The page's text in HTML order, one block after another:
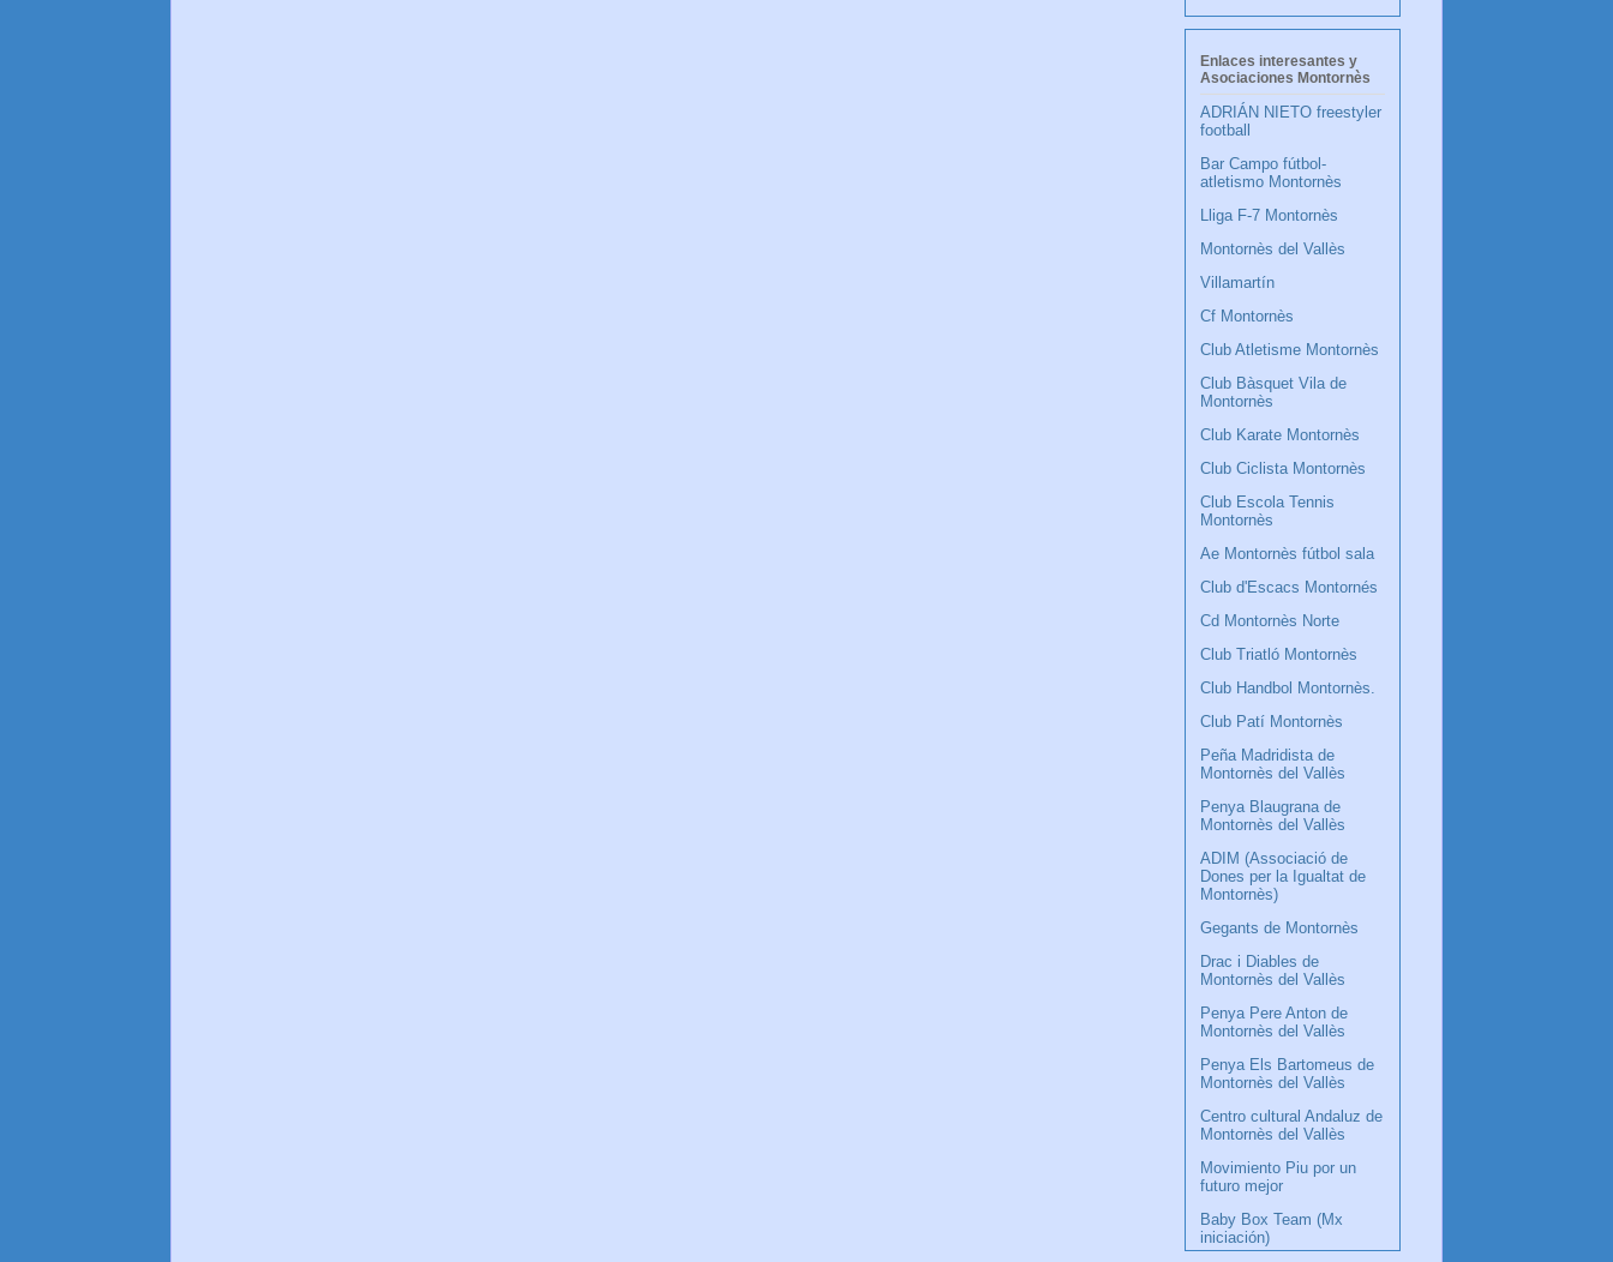
Enlaces interesantes y
Asociaciones Montornès
ADRIÁN NIETO freestyler
football
Bar Campo fútbol-
atletismo Montornès
Lliga F-7 Montornès
Montornès del Vallès
Villamartín
Cf Montornès
Club Atletisme Montornès
Club Bàsquet Vila de
Montornès
Club Karate Montornès
Club Ciclista Montornès
Club Escola Tennis
Montornès
Ae Montornès fútbol sala
Club d'Escacs Montornés
Cd Montornès Norte
Club Triatló Montornès
Club Handbol Montornès.
Club Patí Montornès
Peña Madridista de
Montornès del Vallès
Penya Blaugrana de
Montornès del Vallès
ADIM (Associació de
Dones per la Igualtat de
Montornès)
Gegants de Montornès
Drac i Diables de
Montornès del Vallès
Penya Pere Anton de
Montornès del Vallès
Penya Els Bartomeus de
Montornès del Vallès
Centro cultural Andaluz de
Montornès del Vallès
Movimiento Piu por un
futuro mejor
Baby Box Team (Mx
iniciación)